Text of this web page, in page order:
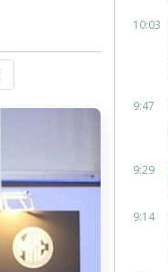
10:03
9:47
9:29
9:14